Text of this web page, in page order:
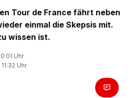
Tour de France fährt neben
einmal die Skepsis mit.
wissen ist.
Uhr
Uhr